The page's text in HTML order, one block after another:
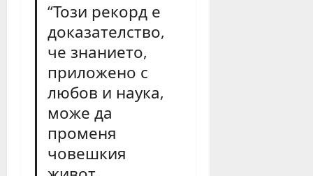
“Този рекорд е
доказателство,
че знанието,
приложено с
любов и наука,
може да
променя
човешкия